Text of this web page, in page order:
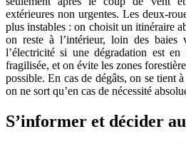
extérieures non urgentes. Les
plus instables : on choisit un itinéraire
on reste à l’intérieur, loin des baies
l’électricité si une dégradation est
fragilisée, et on évite les zones
possible. En cas de dégâts, on se tient
on ne sort qu’en cas de nécessité
S’informer et décider